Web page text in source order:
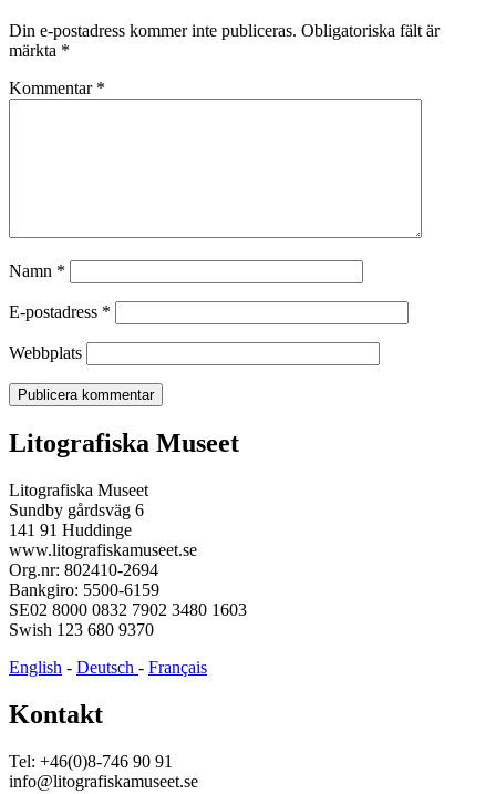
Din e-postadress kommer inte publiceras. Obligatoriska fält är
märkta *
Kommentar *
Namn *
E-postadress *
Webbplats
Litografiska Museet
Litografiska Museet
Sundby gårdsväg 6
141 91 Huddinge
www.litografiskamuseet.se
Org.nr: 802410-2694
Bankgiro: 5500-6159
SE02 8000 0832 7902 3480 1603
Swish 123 680 9370
English - Deutsch - Français
Kontakt
Tel: +46(0)8-746 90 91
info@litografiskamuseet.se